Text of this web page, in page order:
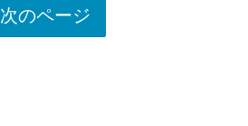
次のページ